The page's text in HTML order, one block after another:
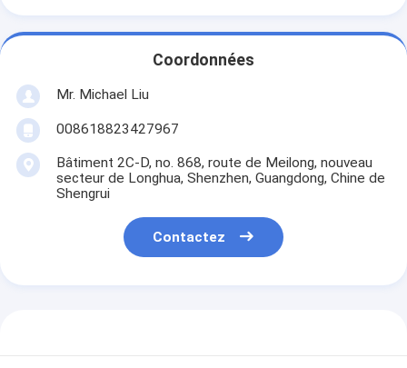
Coordonnées
Mr. Michael Liu
008618823427967
Bâtiment 2C-D, no. 868, route de Meilong, nouveau
secteur de Longhua, Shenzhen, Guangdong, Chine de
Shengrui
Contactez